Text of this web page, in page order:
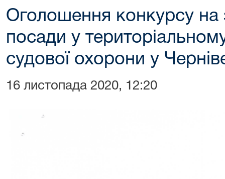
Оголошення конкурсу на
посади у
судової охорони у
16 листопада 2020, 12:20